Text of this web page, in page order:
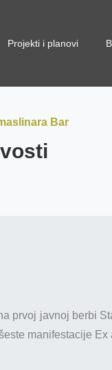
Projekti i planovi
Bar
prvoj javnoj berbi
manifestacije Ex